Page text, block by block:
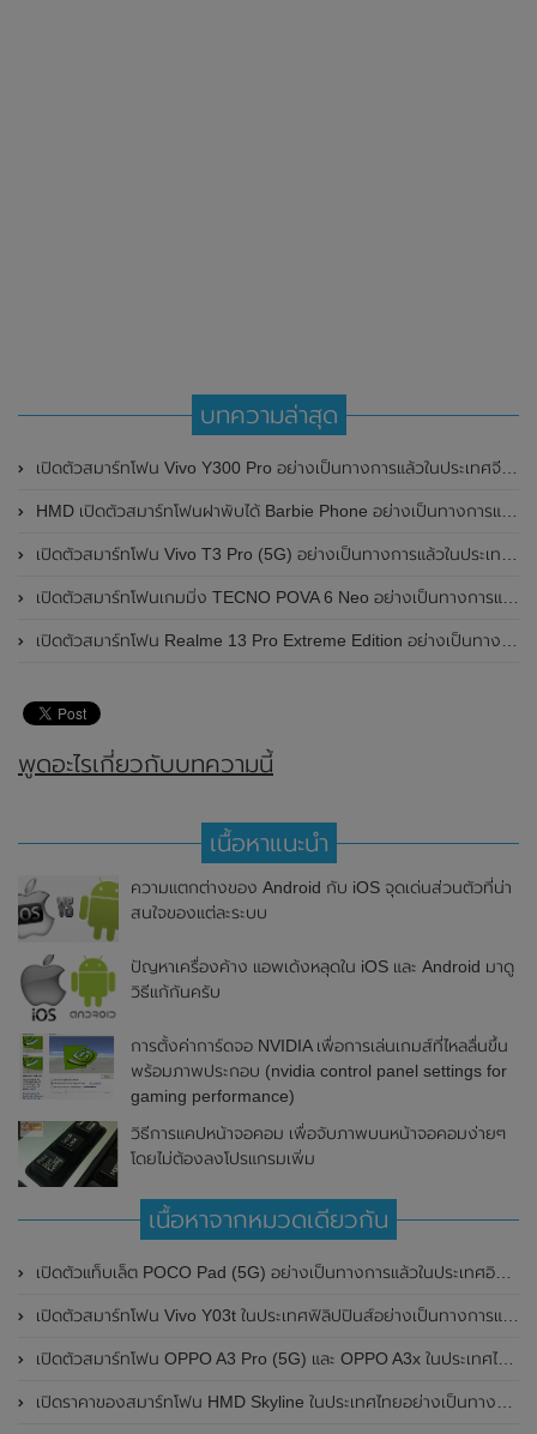
บทความล่าสุด
เปิดตัวสมาร์ทโฟน Vivo Y300 Pro อย่างเป็นทางการแล้วในประเทศจีน มาพร้อมดีไซน์พรีเมี่ยม ทนทาน และแบตเตอรี่สุดอึดขนาดใหญ่ 6,500mAh พร้อมรองรับการชาร์จไว 80W
HMD เปิดตัวสมาร์ทโฟนฝาพับได้ Barbie Phone อย่างเป็นทางการแล้ว มาพร้อมธีมสีชมพูสดใส
เปิดตัวสมาร์ทโฟน Vivo T3 Pro (5G) อย่างเป็นทางการแล้วในประเทศอินเดีย
เปิดตัวสมาร์ทโฟนเกมมิ่ง TECNO POVA 6 Neo อย่างเป็นทางการแล้วในประเทศไทย ในราคา 8,499 บาท
เปิดตัวสมาร์ทโฟน Realme 13 Pro Extreme Edition อย่างเป็นทางการแล้วในประเทศจีน
พูดอะไรเกี่ยวกับบทความนี้
เนื้อหาแนะนำ
ความแตกต่างของ Android กับ iOS จุดเด่นส่วนตัวที่น่า
สนใจของแต่ละระบบ
ปัญหาเครื่องค้าง แอพเด้งหลุดใน iOS และ Android มาดู
วิธีแก้กันครับ
การตั้งค่าการ์ดจอ NVIDIA เพื่อการเล่นเกมส์ที่ไหลลื่นขึ้น
พร้อมภาพประกอบ (nvidia control panel settings for
gaming performance)
วิธีการแคปหน้าจอคอม เพื่อจับภาพบนหน้าจอคอมง่ายๆ
โดยไม่ต้องลงโปรแกรมเพิ่ม
เนื้อหาจากหมวดเดียวกัน
เปิดตัวแท็บเล็ต POCO Pad (5G) อย่างเป็นทางการแล้วในประเทศอินเดีย มาพร้อมชิปเซ็ต Snapdragon 7s Gen 2 ของ Qualcomm และรองรับเครือข่าย 5G
เปิดตัวสมาร์ทโฟน Vivo Y03t ในประเทศฟิลิปปินส์อย่างเป็นทางการแล้ว มาพร้อมชิปเซ็ต Unisoc T612 , กล้องหลัง ความละเอียด 13MP , แบตเตอรี่ 5,000mAh และหน้าจอแสดงผล LCD / 90Hz
เปิดตัวสมาร์ทโฟน OPPO A3 Pro (5G) และ OPPO A3x ในประเทศไทยอย่างเป็นทางการแล้ว ในราคาเริ่มต้นเพียง 3,999 บาท
เปิดราคาของสมาร์ทโฟน HMD Skyline ในประเทศไทยอย่างเป็นทางการแล้ว ราคา 14,990 บาท